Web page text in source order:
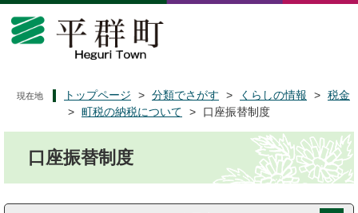
ペ
メ
現在地 トップページ > 分類でさがす > くらしの情報 > 税金
> 町税の納税について > 口座振替制度
口座振替制度